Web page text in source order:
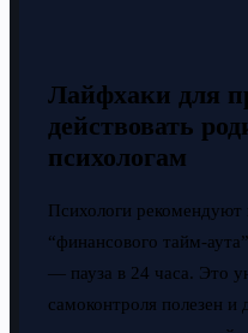
Лайфхаки для
действовать
психологам
Психологи рекомендуют
“финансового тайм-
— пауза в 24 часа. Это
самоконтроля полезен